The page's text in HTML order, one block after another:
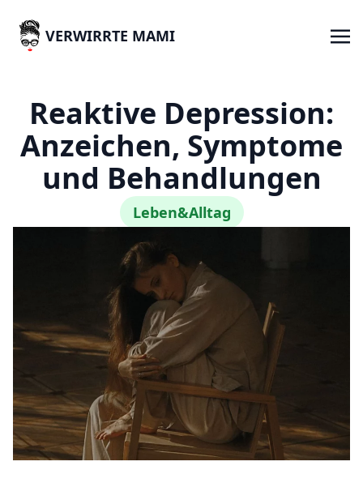
VERWIRRTE MAMI
Reaktive Depression:
Anzeichen, Symptome
und Behandlungen
Leben&Alltag